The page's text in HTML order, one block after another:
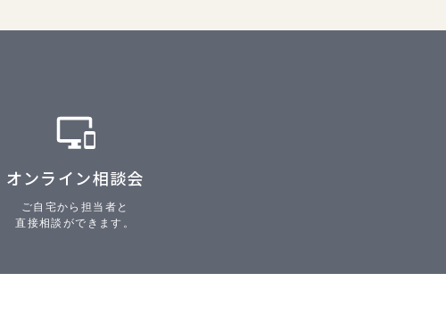
オンライン相談会
ご自宅から担当者と
直接相談ができます。